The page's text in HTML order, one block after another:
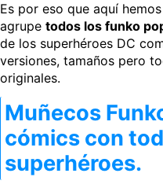
Es por eso que aquí
agrupe todos los funko
de los superhéroes DC
versiones, tamaños pero
originales.
Muñecos
cómics con
superhéroes.